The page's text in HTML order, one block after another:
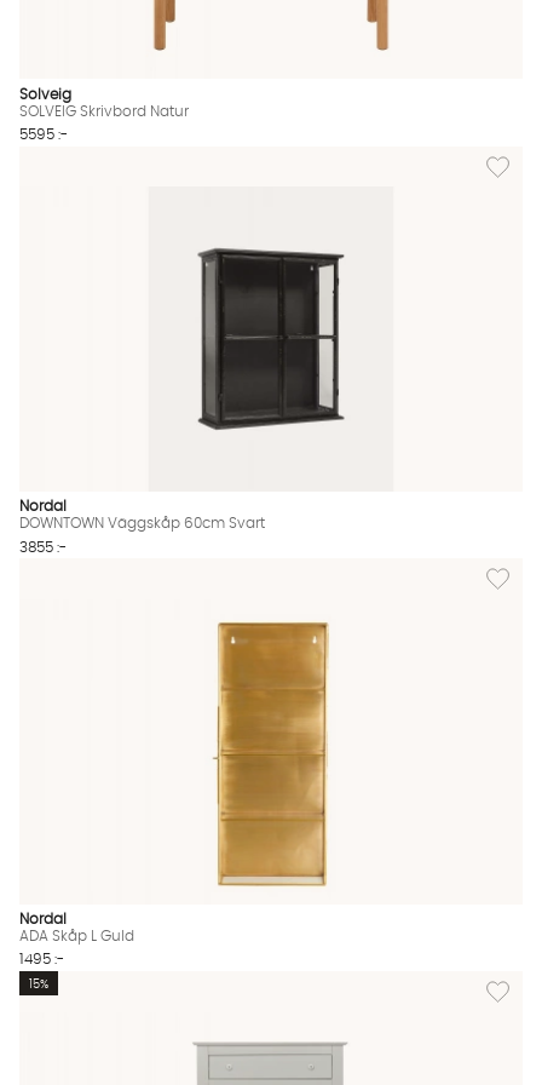
Solveig
SOLVEIG Skrivbord Natur
5595 :-
Lägg
Nordal
DOWNTOWN Väggskåp 60cm Svart
3855 :-
Lägg
Nordal
ADA Skåp L Guld
1495 :-
Lägg
15%